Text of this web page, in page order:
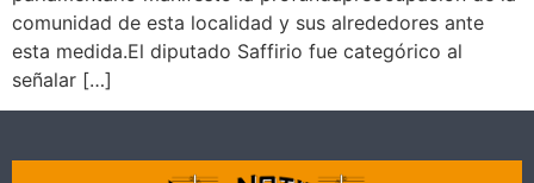
comunidad de esta localidad y sus alrededores ante
esta medida.El diputado Saffirio fue categórico al
señalar […]